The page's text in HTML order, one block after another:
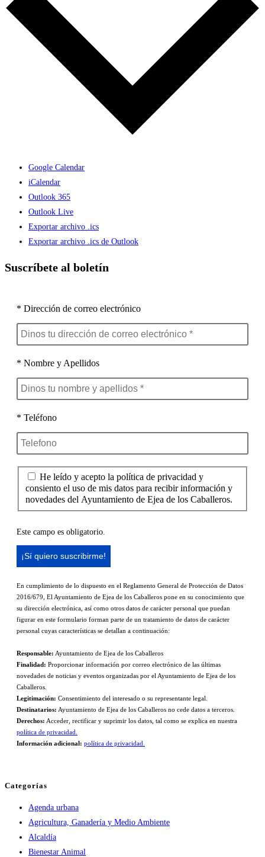
Google Calendar
iCalendar
Outlook 365
Outlook Live
Exportar archivo .ics
Exportar archivo .ics de Outlook
Suscríbete al boletín
* Dirección de correo electrónico
* Nombre y Apellidos
* Teléfono
He leído y acepto la política de privacidad y
consiento el uso de mis datos para recibir información y
novedades del Ayuntamiento de Ejea de los Caballeros.
Este campo es obligatorio.
En cumplimiento de lo dispuesto en el Reglamento General de Protección de Datos
2016/679, El Ayuntamiento de Ejea de los Caballeros pone en su conocimiento que
su dirección electrónica, así como otros datos de carácter personal que puedan
figurar en este formulario forman parte de un tratamiento de datos de carácter
personal cuyas características se detallan a continuación:
Responsable: Ayuntamiento de Ejea de los Caballeros
Finalidad: Proporcionar información por correo electrónico de las últimas
novedades de noticias y eventos organizadas por el Ayuntamiento de Ejea de los
Caballeros.
Legitimación: Consentimiento del interesado o su representante legal.
Destinatarios: Ayuntamiento de Ejea de los Caballeros no cede datos a terceros.
Derechos: Acceder, rectificar y suprimir los datos, tal como se explica en nuestra
política de privacidad.
Información adicional: política de privacidad.
Categorías
Agenda urbana
Agricultura, Ganadería y Medio Ambiente
Alcaldía
Bienestar Animal